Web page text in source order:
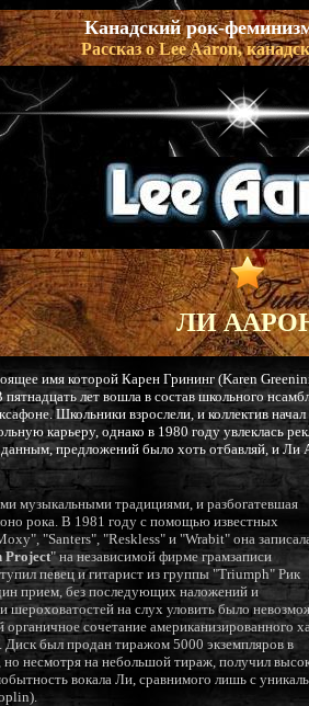
Канадский рок-
Рассказ о Lee Aaron,
ЛИ
имя которой Карен Грининг (Karen
лет вошла в состав школьного
Школьники взрослели, и коллектив
карьеру, однако в 1980 году увлеклась
предложений было хоть отбавляй, и Ли
музыкальными традициями, и разбогатевшая
рока. В 1981 году с помощью известных
"Santers", "Reskless" и "Wrabit" она
Project" на независимой фирме грамзаписи
певец и гитарист из группы "Triumph" Рик
прием, без последующих наложений и
шероховатостей на слух уловить было
сочетание американизированного
Диск был продан тиражом 5000 экземпляров в
но несмотря на небольшой тираж, получил
вокала Ли, сравнимого лишь с